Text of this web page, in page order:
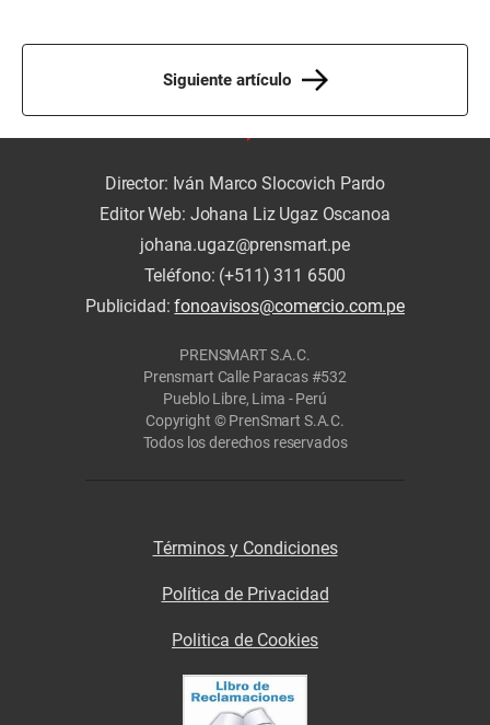
Siguiente artículo
Director: Iván Marco Slocovich Pardo
Editor Web: Johana Liz Ugaz Oscanoa
johana.ugaz@prensmart.pe
Teléfono: (+511) 311 6500
Publicidad:fonoavisos@comercio.com.pe
PRENSMART S.A.C.
Prensmart Calle Paracas #532
Pueblo Libre, Lima - Perú
Copyright © PrenSmart S.A.C.
Todos los derechos reservados
Términos y Condiciones
Política de Privacidad
Politica de Cookies